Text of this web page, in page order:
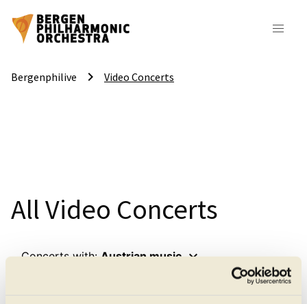
Bergenphilive keyboard_arrow_right Video Concerts
All Video Concerts
Concerts with:Austrian music keyboard_arrow_down